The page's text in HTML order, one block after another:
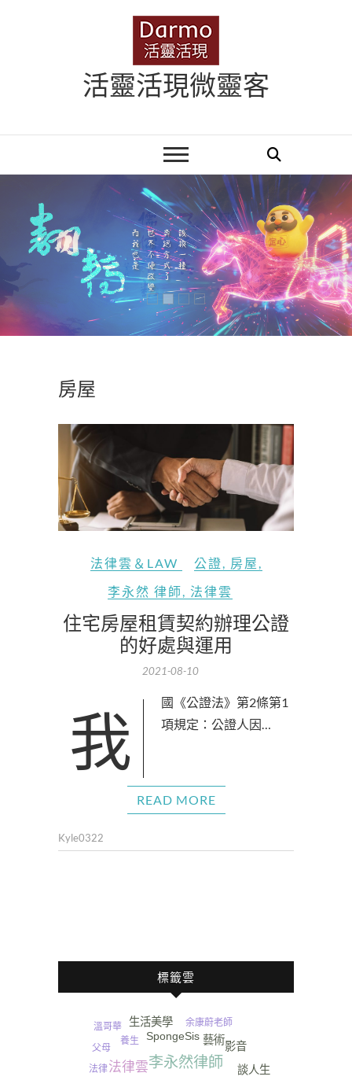
活靈活現微靈客
房屋
法律雲＆LAW 公證 房屋
李永然 律師
法律雲
住宅房屋租賃契約辦理公證
的好處與運用
2021-08-10
我國《公證法》第2條第1 項規定：公證人因…
READ MORE
Kyle0322
標籤雲
李永然律師
法律雲
SpongeSis
影音
談人生
生活美學
藝術
養生
余康蔚老師
法律
父母
溫哥華